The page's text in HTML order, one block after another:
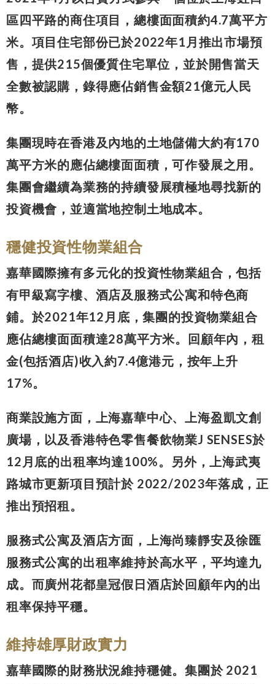
區四平路的商住項目，總樓面面積約4.7萬平方
米。項目住宅部份已於2022年1月推出市場預
售，提供215個優質住宅單位，並於開售當天
全數被認購，錄得應佔銷售金額21億元人民
幣。
集團現時在香港及內地的土地儲備大約有170
萬平方米的應佔總樓面面積，可作發展之用。
集團會繼續為業務的持續發展積極地尋找新的
投資機會，並適當地控制土地成本。
穩健投資性物業組合
嘉華國際擁有多元化的投資性物業組合，包括
有甲級寫字樓、酒店及服務式公寓和特色商
鋪。於2021年12月底，集團的投資物業組合
應佔總樓面面積達28萬平方米。回顧年內，租
金(包括酒店)收入約7.4億港元，按年上升
17%。
商業設施方面，上海嘉華中心、上海盈凱文創
廣場，以及香港特色零售餐飲物業J SENSES於
12月底的出租率均達100%。另外，上海武夷
路城市更新項目預計於 2022/2023年落成，正
推出預招租。
服務式公寓及酒店方面，上海尚臻靜安及徐匯
服務式公寓的出租率維持於高水平，平均達九
成。而廣州花都皇冠假日酒店於回顧年內的出
租率保持平穩。
維持雄厚財政實力
嘉華國際的財務狀況維持穩健。集團於 2021